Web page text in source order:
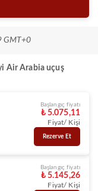
GMT+0
Air Arabia uçuş
Başlangıç fiyatı
₺ 5.075,11
Fiyat/ Kişi
Rezerve Et
Başlangıç fiyatı
₺ 5.145,26
Fiyat/ Kişi